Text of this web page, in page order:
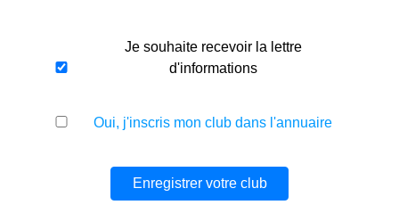
Je souhaite recevoir la lettre
d'informations
Oui, j'inscris mon club dans l'annuaire